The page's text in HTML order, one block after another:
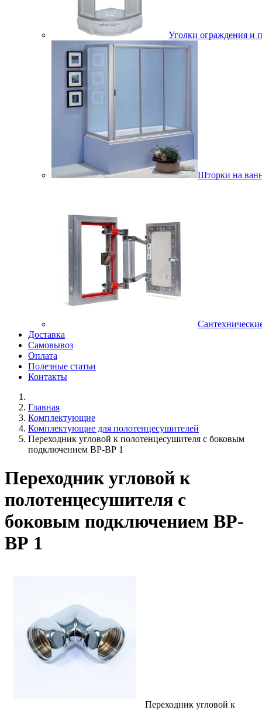
Уголки ограждения и
Шторки на
Доставка
Самовывоз
Оплата
Полезные статьи
Контакты
Главная
Комплектующие
Комплектующие для полотенцесушителей
Переходник угловой к полотенцесушителя с боковым
подключением ВР-ВР 1
Переходник угловой к
полотенцесушителя с
боковым подключением ВР-
ВР 1
Переходник угловой к